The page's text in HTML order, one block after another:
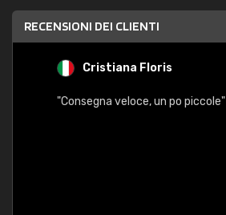
RECENSIONI DEI CLIENTI
Cristiana Floris
"Consegna veloce, un po piccole"